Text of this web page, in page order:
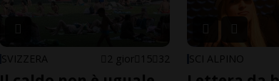
SVIZZERA 2 gior 15 32 SCI ALPINO